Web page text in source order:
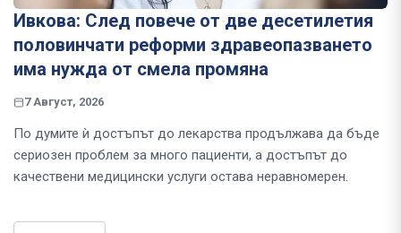
Ивкова: След повече от две десетилетия
половинчати реформи здравеопазването
има нужда от смела промяна
7 Август, 2026
По думите ѝ достъпът до лекарства продължава да бъде
сериозен проблем за много пациенти, а достъпът до
качествени медицински услуги остава неравномерен.